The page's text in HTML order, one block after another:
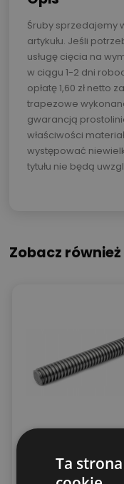
Śruby sprzedajemy
artykułu. Jeśli
usługę cięcia na
w ciągu 1-2 dni
opłatę 1,60 zł netto
trapezowe
gwarancją
właściwości
występować
tytułu nie będą
Zobacz również
Tr. 10x2x1000
prawa C15E/CK15
Ta